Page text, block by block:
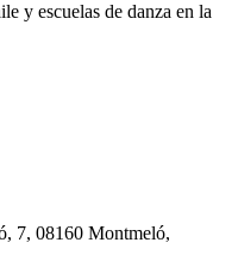
y escuelas de danza en la
7, 08160 Montmeló,